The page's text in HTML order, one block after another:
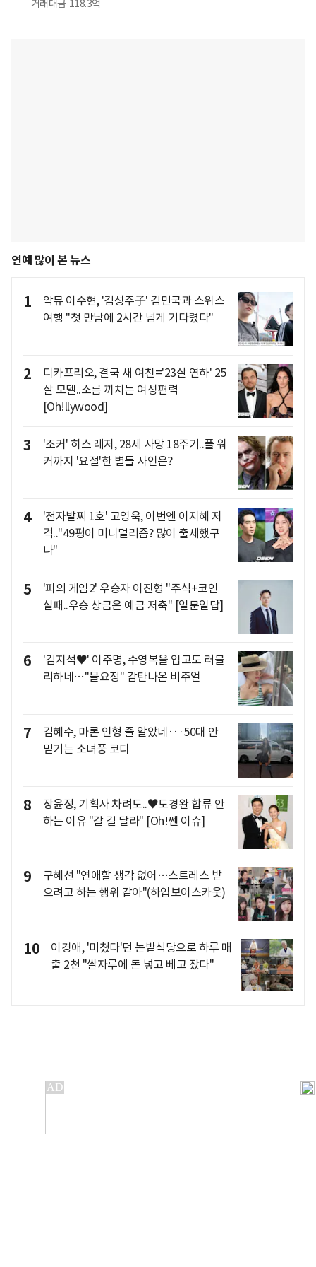
거래대금 118.3억
연예 많이 본 뉴스
1
악뮤 이수현, '김성주子' 김민국과 스위스
여행 "첫 만남에 2시간 넘게 기다렸다"
2
디카프리오, 결국 새 여친='23살 연하' 25
살 모델..소름 끼치는 여성편력
[Oh!llywood]
3
'조커' 히스 레저, 28세 사망 18주기..폴 워
커까지 '요절'한 별들 사인은?
4
'전자발찌 1호' 고영욱, 이번엔 이지혜 저
격.."49평이 미니멀리즘? 많이 출세했구
나"
5
'피의 게임2' 우승자 이진형 "주식+코인
실패..우승 상금은 예금 저축" [일문일답]
6
'김지석♥' 이주명, 수영복을 입고도 러블
리하네…"물요정" 감탄나온 비주얼
7
김혜수, 마론 인형 줄 알았네···50대 안
믿기는 소녀풍 코디
8
장윤정, 기획사 차려도..♥도경완 합류 안
하는 이유 "갈 길 달라" [Oh!쎈 이슈]
9
구혜선 "연애할 생각 없어…스트레스 받
으려고 하는 행위 같아"(하입보이스카웃)
10
이경애, '미쳤다'던 논밭식당으로 하루 매
출 2천 "쌀자루에 돈 넣고 베고 잤다"